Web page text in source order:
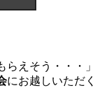
えそう・・・」
にお越しいただく